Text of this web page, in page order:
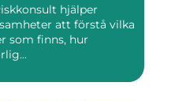
hjälper
att förstå vilka
som finns, hur